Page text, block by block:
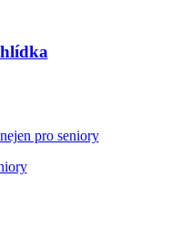
pro seniory